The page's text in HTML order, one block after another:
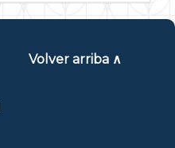
Volver arriba ∧